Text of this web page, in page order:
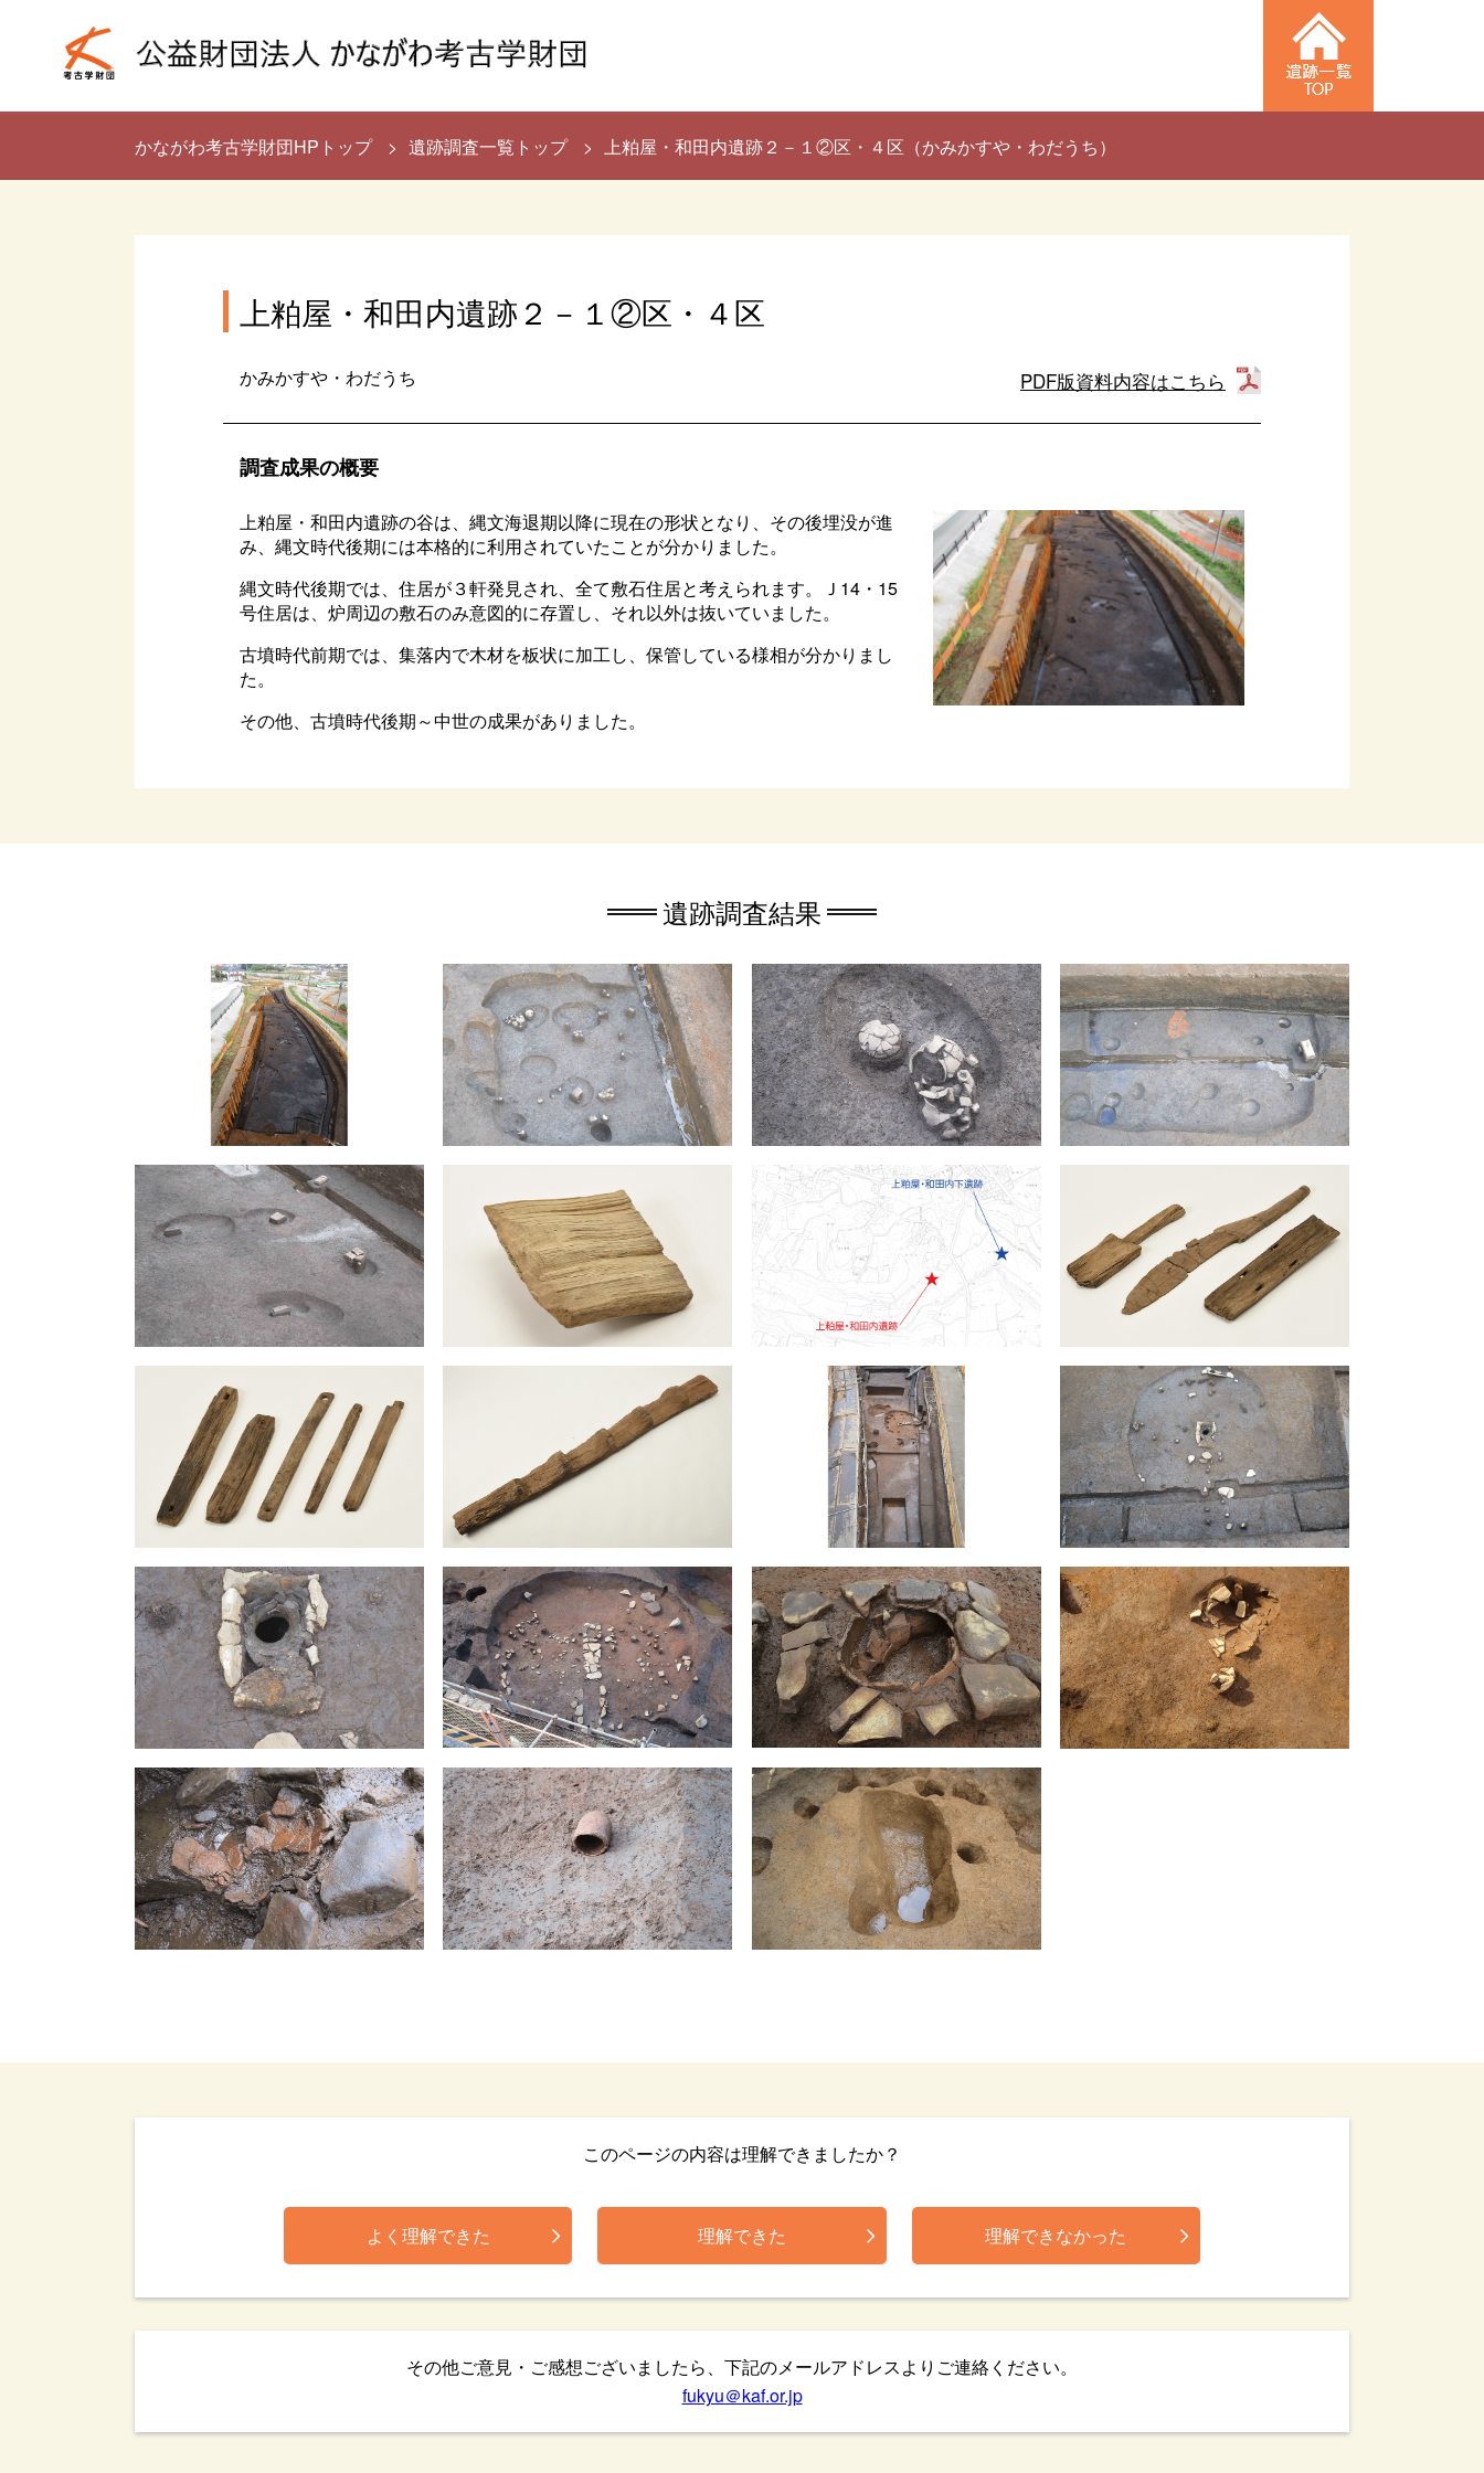
かながわ考古学財団HPトップ 遺跡調査一覧トップ 上粕屋・和田内遺跡２－１②区・４区（かみかすや・わだうち）
上粕屋・和田内遺跡２－１②区・４区
かみかすや・わだうち PDF版資料内容はこちら
調査成果の概要
上粕屋・和田内遺跡の谷は、縄文海退期以降に現在の形状となり、その後埋没が進
み、縄文時代後期には本格的に利用されていたことが分かりました。
縄文時代後期では、住居が３軒発見され、全て敷石住居と考えられます。Ｊ14・15
号住居は、炉周辺の敷石のみ意図的に存置し、それ以外は抜いていました。
古墳時代前期では、集落内で木材を板状に加工し、保管している様相が分かりまし
た。
その他、古墳時代後期～中世の成果がありました。
遺跡調査結果
このページの内容は理解できましたか？
よく理解できた 理解できた 理解できなかった
その他ご意見・ご感想ございましたら、下記のメールアドレスよりご連絡ください。
fukyu＠kaf.or.jp